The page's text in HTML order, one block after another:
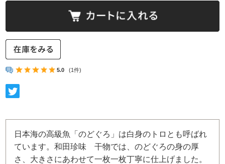
5.0 (1件)
日本海の高級魚「のどぐろ」は白身のトロとも呼ばれ
ています。和田珍味 干物では、のどぐろの身の厚
さ、大きさにあわせて一枚一枚丁寧に仕上げました。